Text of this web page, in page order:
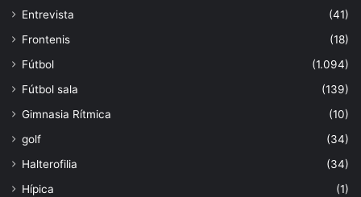
Entrevista
(41)
Frontenis
(18)
Fútbol
(1.094)
Fútbol sala
(139)
Gimnasia Rítmica
(10)
golf
(34)
Halterofilia
(34)
Hípica
(1)